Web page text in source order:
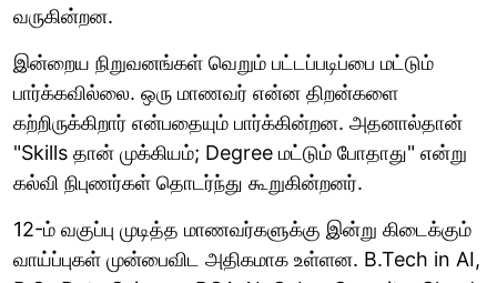
வருகின்றன.
இன்றைய நிறுவனங்கள் வெறும் பட்டப்படிப்பை மட்டும்
பார்க்கவில்லை. ஒரு மாணவர் என்ன திறன்களை
கற்றிருக்கிறார் என்பதையும் பார்க்கின்றன. அதனால்தான்
"Skills தான் முக்கியம்; Degree மட்டும் போதாது" என்று
கல்வி நிபுணர்கள் தொடர்ந்து கூறுகின்றனர்.
12-ம் வகுப்பு முடித்த மாணவர்களுக்கு இன்று கிடைக்கும்
வாய்ப்புகள் முன்பைவிட அதிகமாக உள்ளன. B.Tech in AI,